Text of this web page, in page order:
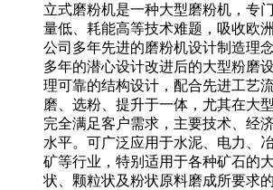
立式磨粉机是一种大型磨粉机，专
量低、耗能高等技术难题，吸收欧
公司多年先进的磨粉机设计制造理
多年的潜心设计改进后的大型粉磨
理可靠的结构设计，配合先进工艺
磨、选粉、提升于一体，尤其在大
完全满足客户需求，主要技术、经
水平。可广泛应用于水泥、电力、
矿等行业，特别适用于各种矿石的
状、颗粒状及粉状原料磨成所要求的